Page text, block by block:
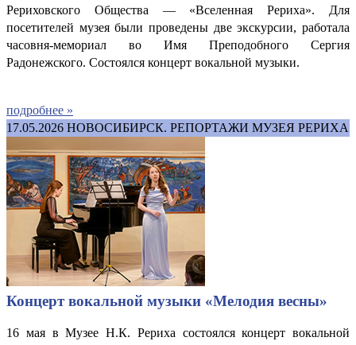
Рериховского Общества — «Вселенная Рериха». Для
посетителей музея были проведены две экскурсии, работала
часовня-мемориал во Имя Преподобного Сергия
Радонежского. Состоялся концерт вокальной музыки.
подробнее »
17.05.2026 НОВОСИБИРСК. РЕПОРТАЖИ МУЗЕЯ РЕРИХА
Концерт вокальной музыки «Мелодия весны»
16 мая в Музее Н.К. Рериха состоялся концерт вокальной